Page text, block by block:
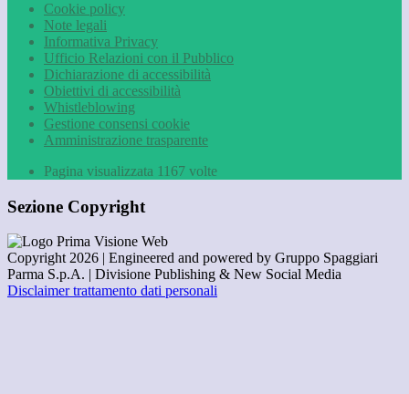
Cookie policy
Note legali
Informativa Privacy
Ufficio Relazioni con il Pubblico
Dichiarazione di accessibilità
Obiettivi di accessibilità
Whistleblowing
Gestione consensi cookie
Amministrazione trasparente
Pagina visualizzata 1167 volte
Sezione Copyright
Copyright 2026 | Engineered and powered by Gruppo Spaggiari
Parma S.p.A. | Divisione Publishing & New Social Media
Disclaimer trattamento dati personali